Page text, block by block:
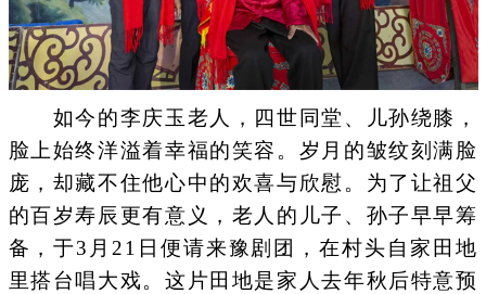
如今的李庆玉老人，四世同堂、儿孙绕膝，
脸上始终洋溢着幸福的笑容。岁月的皱纹刻满脸
庞，却藏不住他心中的欢喜与欣慰。为了让祖父
的百岁寿辰更有意义，老人的儿子、孙子早早筹
备，于3月21日便请来豫剧团，在村头自家田地
里搭台唱大戏。这片田地是家人去年秋后特意预